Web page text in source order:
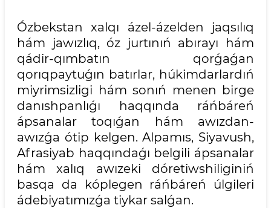
Ózbekstan xalqı ázel-ázelden jaqsılıq
hám jawızlıq, óz jurtınıń abırayı hám
qádir-qımbatın qorǵaǵan
qorıqpaytuǵın batırlar, húkimdarlardıń
miyrimsizligi hám sonıń menen birge
danıshpanlıǵı haqqında ráńbáreń
ápsanalar toqıǵan hám awızdan-
awızǵa ótip kelgen. Alpamıs, Siyavush,
Afrasiyab haqqındaǵı belgili ápsanalar
hám xalıq awızeki dóretiwshiliginiń
basqa da kóplegen ráńbáreń úlgileri
ádebiyatımızǵa tiykar salǵan.